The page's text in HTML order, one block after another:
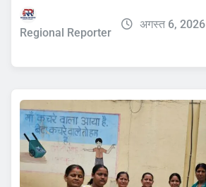
Regional Reporter
अगस्त 6, 2026